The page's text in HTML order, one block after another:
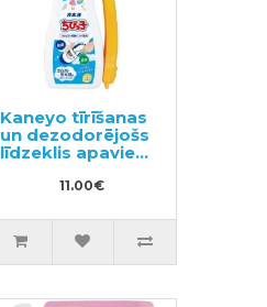
Kaneyo tīrīšanas
un dezodorējošs
līdzeklis apaviem
11.00€